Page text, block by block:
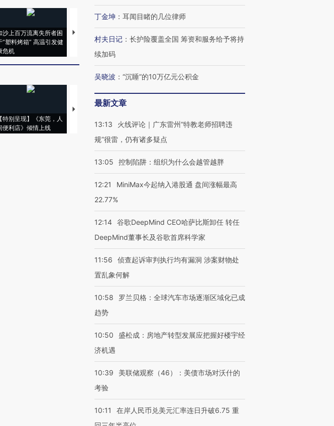
沙上百万流离失所者困
“塑料烤箱” 高温引发健
危机
马航飞行员跨国走私7万
粒摇头丸 尿检体内含3种
泽连斯基密集出访美英 索
秘鲁纳斯卡观光飞机坠毁
【特别呈现】《东莞，人
便利店》倾情上线
【推广】走进第四届链博
有意思的生活方式·第三对
住三大增长引擎是什么？
丁金坤 ： 耳闻目睹的几位律师
村夫日记 ： 长护险覆盖全国 筹资和服务给予将持
续加码
吴晓波 ： “沉睡”的10万亿元公积金
最新文章
13:13
火线评论｜广东雷州“特教老师招聘违
规”很雷，仍有诸多疑点
13:05 控制陷阱：组织为什么会越管越胖
12:21
MiniMax今起纳入港股通 盘间涨幅最高
22.77%
12:14 谷歌DeepMind CEO哈萨比斯卸任 转任
DeepMind董事长及谷歌首席科学家
11:56
侦查起诉审判执行均有漏洞 涉案财物处
置乱象何解
10:58
罗兰贝格：全球汽车市场逐渐区域化已成
趋势
10:50
盛松成：房地产转型发展应把握好楼宇经
济机遇
10:39
美联储观察（46）：美债市场对沃什的
考验
10:11
在岸人民币兑美元汇率连日升破6.75 重